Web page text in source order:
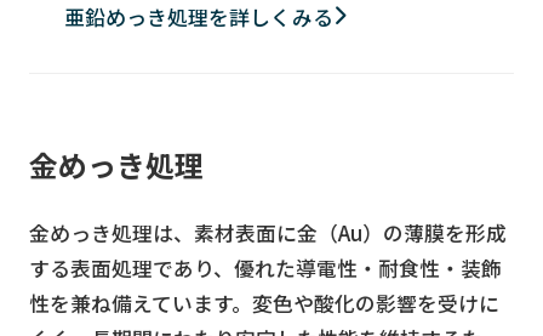
亜鉛めっき処理を詳しくみる
金めっき処理
金めっき処理は、素材表面に金（Au）の薄膜を形成
する表面処理であり、優れた導電性・耐食性・装飾
性を兼ね備えています。変色や酸化の影響を受けに